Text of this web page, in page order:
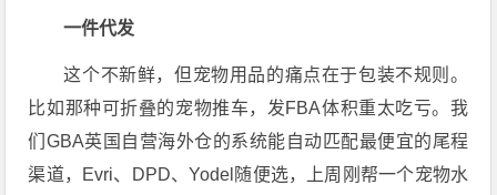
一件代发
这个不新鲜，但宠物用品的痛点在于包装不规则。
比如那种可折叠的宠物推车，发FBA体积重太吃亏。我
们GBA英国自营海外仓的系统能自动匹配最便宜的尾程
渠道，Evri、DPD、Yodel随便选，上周刚帮一个宠物水